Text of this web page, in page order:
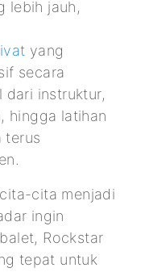
lebih jauh,
yang
secara
dari instruktur,
hingga latihan
terus
cita menjadi
ingin
Rockstar
tepat untuk